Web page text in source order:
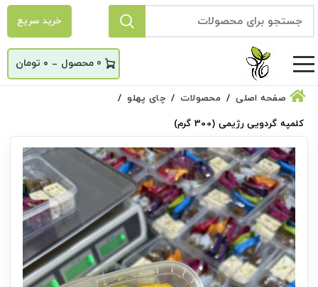
خرید سریع
0
_ ۰ تومان
صفحه اصلی محصولات
چای پهلو
کلمپه گردویی رژیمی (300 گرم)